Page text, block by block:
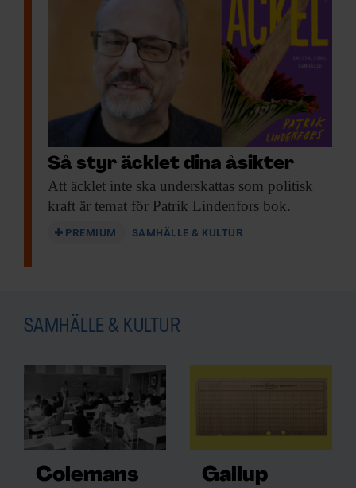
Så styr äcklet dina åsikter
Att äcklet inte ska underskattas som politisk
kraft är temat för Patrik Lindenfors bok.
PREMIUM SAMHÄLLE & KULTUR
SAMHÄLLE & KULTUR
Colemans
Gallup